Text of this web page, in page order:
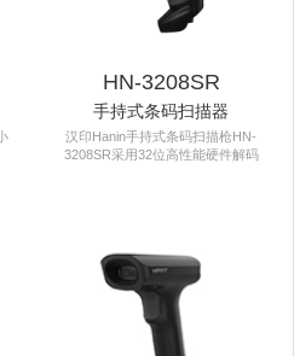
HN-3208SR
手持式条码扫描器
汉印Hanin手持式条码扫描枪HN-
3208SR采用32位高性能硬件解码